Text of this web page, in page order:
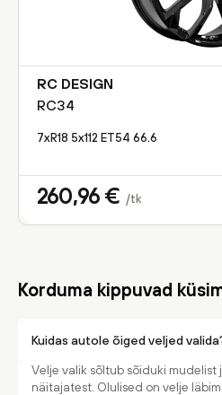
RC DESIGN
RC34
7xR18 5x112 ET54 66.6
260,96 € /tk
Korduma kippuvad
Kuidas autole õiged veljed
Velje valik sõltub sõiduki mudelist
näitajatest. Olulised on velje